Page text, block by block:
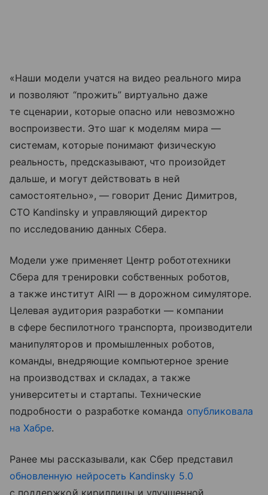
«Наши модели учатся на видео реального мира
и позволяют “прожить” виртуально даже
те сценарии, которые опасно или невозможно
воспроизвести. Это шаг к моделям мира —
системам, которые понимают физическую
реальность, предсказывают, что произойдет
дальше, и могут действовать в ней
самостоятельно», — говорит Денис Димитров,
CTO Kandinsky и управляющий директор
по исследованию данных Сбера.
Модели уже применяет Центр робототехники
Сбера для тренировки собственных роботов,
а также институт AIRI — в дорожном симуляторе.
Целевая аудитория разработки — компании
в сфере беспилотного транспорта, производители
манипуляторов и промышленных роботов,
команды, внедряющие компьютерное зрение
на производствах и складах, а также
университеты и стартапы. Технические
подробности о разработке команда опубликовала
на Хабре.
Ранее мы рассказывали, как Сбер представил
обновленную нейросеть Kandinsky 5.0